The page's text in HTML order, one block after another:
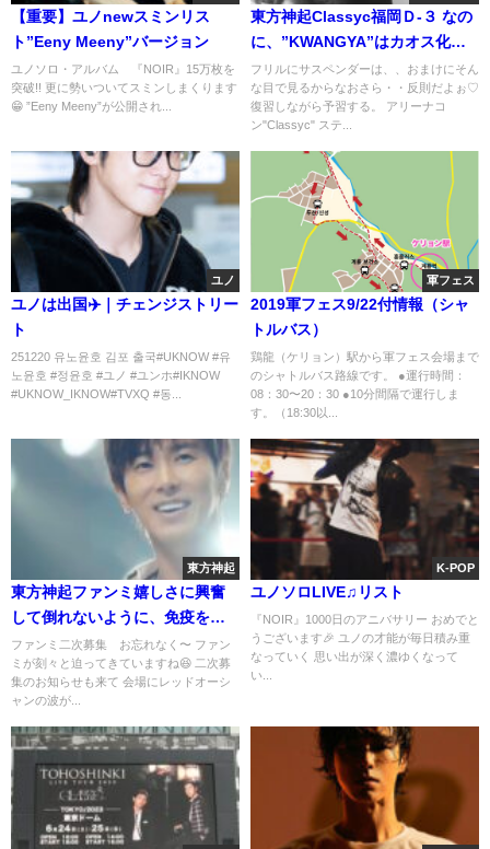
【重要】ユノnewスミンリス
ト”Eeny Meeny”バージョン
ユノソロ・アルバム 『NOIR』15万枚を
突破!! 更に勢いついてスミンしまくります
😁 ”Eeny Meeny”が公開され...
東方神起Classyc福岡Ｄ-３ なの
に、”KWANGYA”はカオス化し
てる…。
フリルにサスペンダーは、、おまけにそん
な目で見るからなおさら・・反則だよぉ♡
復習しながら予習する。 アリーナコ
ン"Classyc" ステ...
ユノ
ユノは出国✈️｜チェンジストリー
ト
251220 유노윤호 김포 출국#UKNOW #유
노윤호 #정윤호 #ユノ #ユンホ#IKNOW
#UKNOW_IKNOW#TVXQ #동...
軍フェス
2019軍フェス9/22付情報（シャ
トルバス）
鶏龍（ケリョン）駅から軍フェス会場まで
のシャトルバス路線です。 ●運行時間：
08：30〜20：30 ●10分間隔で運行しま
す。（18:30以...
東方神起
東方神起ファンミ嬉しさに興奮
して倒れないように、免疫を付
ける。
ファンミ二次募集 お忘れなく〜 ファン
ミが刻々と迫ってきていますね😆 二次募
集のお知らせも来て 会場にレッドオーシ
ャンの波が...
K-POP
ユノソロLIVE♫リスト
『NOIR』1000日のアニバサリー おめでと
うございます🎉 ユノの才能が毎日積み重
なっていく 思い出が深く濃ゆくなって
い...